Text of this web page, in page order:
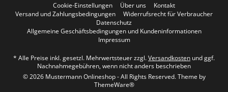
Cookie-Einstellungen Über uns
Kontakt
Versand und Zahlungsbedingungen
Widerrufsrecht für Verbraucher
Datenschutz
Allgemeine Geschäftsbedingungen und Kundeninformationen
Impressum
* Alle Preise inkl. gesetzl. Mehrwertsteuer zzgl.Versandkosten und ggf.
Nachnahmegebühren, wenn nicht anders beschrieben
© 2026 Mustermann Onlineshop - All Rights Reserved. Theme by
ThemeWare®